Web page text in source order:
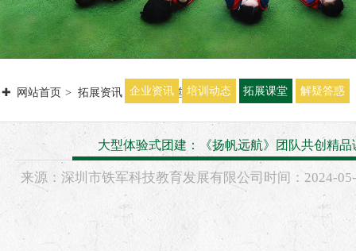
教培政企机构
教练团队
联系我们
网站首页 拓展资讯 拓展课堂
企业资讯 培训动态 拓展课堂 解疑答惑
大型体验式团建：《扬帆远航》团队共创精品
来源： 深圳市铁军科技教育发展有限公司 时间： 2024-